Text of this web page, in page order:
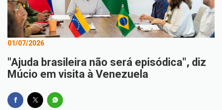
01/07/2026
"Ajuda brasileira não será episódica", diz
Múcio em visita à Venezuela